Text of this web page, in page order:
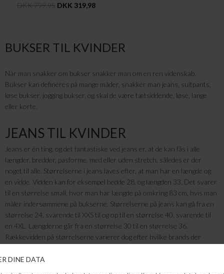
DKK 799,95 DKK 319,98
BUKSER TIL KVINDER
Når man snakker om bukser snakker man om en ren videnskab.
Bukser kan defineres på mange måder, snakker man jeans, suitpants,
løse bukser, jogging bukser, og skal de være tætsiddende, løse, lange
eller korte.
JEANS TIL KVINDER
Jeans er én ting, og det fantastiske ved jeans er, at de kan fås i alle
længder, bredder, pasforme, med eller uden stretch, således er der
noget til alle. Størrelserne i jeans laves efter, at man har en længde og
en vidde. Vidden kan for eksempel hedde 28, og længden 33. Det svarer
til en størrelse small, hvor man har længde på omkring 83 cm, hvis man
måler indersømmene på bukserne. Størrelserne på jeans kan gå fra en
størrelse 24, svarende til XXS til og op til en størrelse 40, svarende til
en 4XL. Længderne går fra en størrelse 30 til en størrelse 36.
Rækkevidden på størrelserne varierer dog efter hvilke brands der